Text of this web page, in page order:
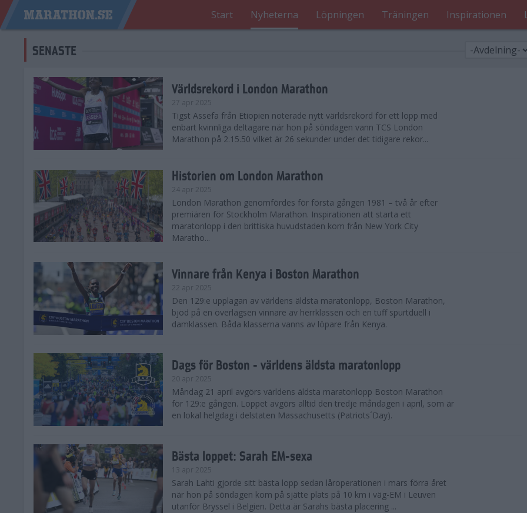
Start Nyheterna Löpningen Träningen Inspirationen
SENASTE
Världsrekord i London Marathon
27 apr 2025
Tigst Assefa från Etiopien noterade nytt världsrekord för ett lopp med
enbart kvinnliga deltagare när hon på söndagen vann TCS London
Marathon på 2.15.50 vilket är 26 sekunder under det tidigare rekor...
Historien om London Marathon
24 apr 2025
London Marathon genomfördes för första gången 1981 – två år efter
premiären för Stockholm Marathon. Inspirationen att starta ett
maratonlopp i den brittiska huvudstaden kom från New York City
Maratho...
Vinnare från Kenya i Boston Marathon
22 apr 2025
Den 129:e upplagan av världens äldsta maratonlopp, Boston Marathon,
bjöd på en överlägsen vinnare av herrklassen och en tuff spurtduell i
damklassen. Båda klasserna vanns av löpare från Kenya.
Dags för Boston - världens äldsta maratonlopp
20 apr 2025
Måndag 21 april avgörs världens äldsta maratonlopp Boston Marathon
för 129:e gången. Loppet avgörs alltid den tredje måndagen i april, som är
en lokal helgdag i delstaten Massachusetts (Patriots´Day).
Bästa loppet: Sarah EM-sexa
13 apr 2025
Sarah Lahti gjorde sitt bästa lopp sedan låroperationen i mars förra året
när hon på söndagen kom på sjätte plats på 10 km i väg-EM i Leuven
utanför Bryssel i Belgien. Detta är Sarahs bästa placering ...